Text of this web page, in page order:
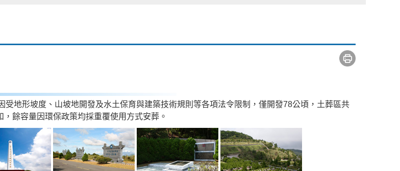
受地形坡度、山坡地開發及水土保育與建築技術規則等各項法令限制，僅開發78公頃，土葬區共
餘容量因環保政策均採重覆使用方式安葬。